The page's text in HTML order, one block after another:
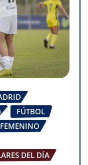
FÚTBOL
DEL DÍA